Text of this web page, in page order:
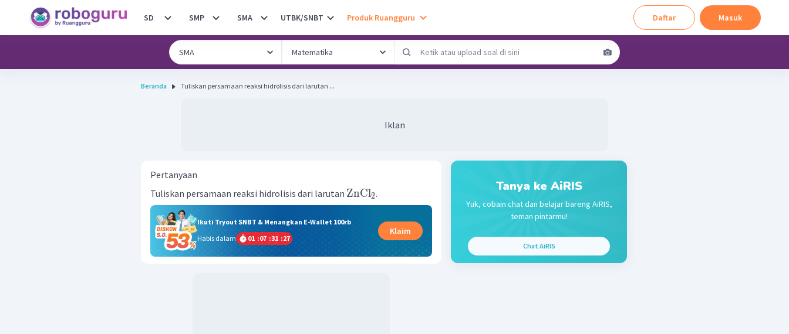
SD SMP SMA UTBK/SNBT Produk Ruangguru Daftar Masuk
Beranda Tuliskan persamaan reaksi hidrolisis dari larutan ...
Iklan
Pertanyaan
Tuliskan persamaan reaksi hidrolisis dari larutan ZnCl2.
Ikuti Tryout SNBT & Menangkan E-Wallet 100rb
Habis dalam
01 :07 :31 :26
Klaim
Tanya ke AiRIS
Yuk, cobain chat dan belajar bareng AiRIS,
teman pintarmu!
Chat AiRIS